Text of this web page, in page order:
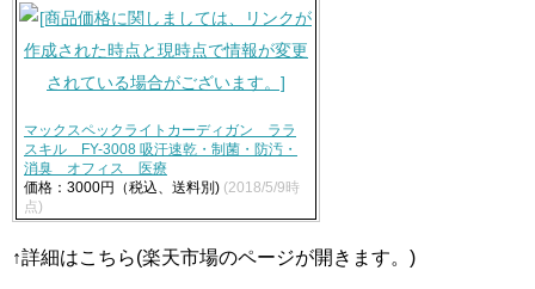
マックスペックライトカーディガン ララ
スキル FY-3008 吸汗速乾・制菌・防汚・
消臭 オフィス 医療
価格：3000円（税込、送料別) (2018/5/9時
点)
↑詳細はこちら(楽天市場のページが開きます。)